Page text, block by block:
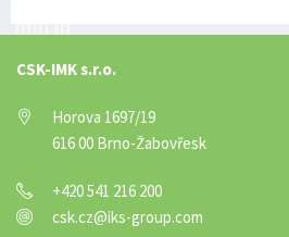
CSK-IMK s.r.o.
Horova 1697/19
616 00 Brno-Žabovřesk
+420 541 216 200
csk.cz@iks-group.com